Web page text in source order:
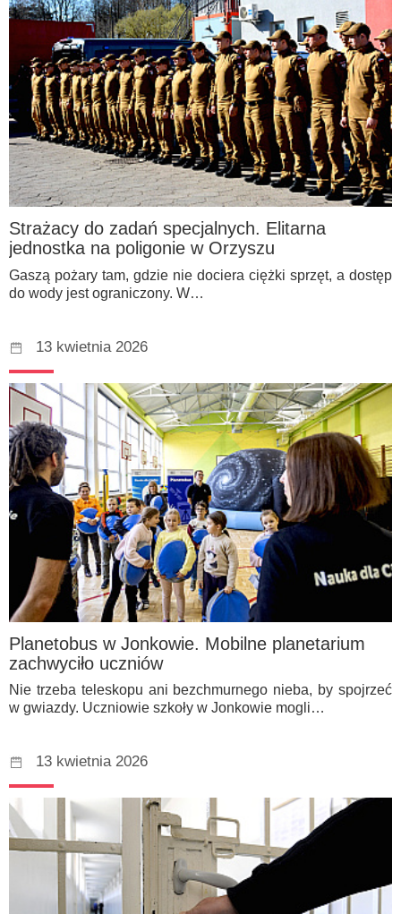
Strażacy do zadań specjalnych. Elitarna
jednostka na poligonie w Orzyszu
Gaszą pożary tam, gdzie nie dociera ciężki sprzęt, a dostęp
do wody jest ograniczony. W…
13 kwietnia 2026
Planetobus w Jonkowie. Mobilne planetarium
zachwyciło uczniów
Nie trzeba teleskopu ani bezchmurnego nieba, by spojrzeć
w gwiazdy. Uczniowie szkoły w Jonkowie mogli…
13 kwietnia 2026